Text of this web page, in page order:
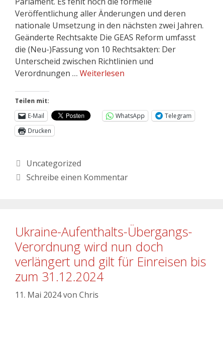
Veröffentlichung aller Änderungen und deren
nationale Umsetzung in den nächsten zwei Jahren.
Geänderte Rechtsakte Die GEAS Reform umfasst
die (Neu-)Fassung von 10 Rechtsakten: Der
Unterscheid zwischen Richtlinien und
Verordnungen … Weiterlesen
Teilen mit:
E-Mail
WhatsApp
Telegram
Drucken
Uncategorized
Schreibe einen Kommentar
Ukraine-Aufenthalts-Übergangs-
Verordnung wird nun doch
verlängert und gilt für Einreisen bis
zum 31.12.2024
11. Mai 2024von Chris